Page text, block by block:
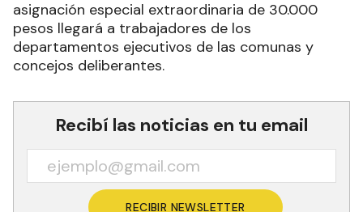
asignación especial extraordinaria de 30.000
pesos llegará a trabajadores de los
departamentos ejecutivos de las comunas y
concejos deliberantes.
Recibí las noticias en tu email
RECIBIR NEWSLETTER